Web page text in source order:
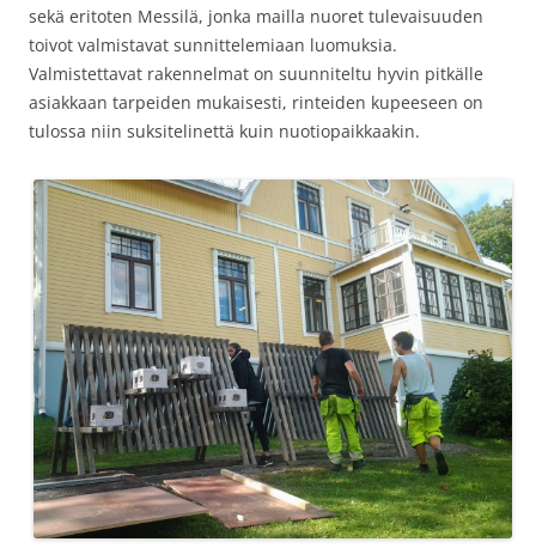
sekä eritoten Messilä, jonka mailla nuoret tulevaisuuden
toivot valmistavat sunnittelemiaan luomuksia.
Valmistettavat rakennelmat on suunniteltu hyvin pitkälle
asiakkaan tarpeiden mukaisesti, rinteiden kupeeseen on
tulossa niin suksitelinettä kuin nuotiopaikkaakin.